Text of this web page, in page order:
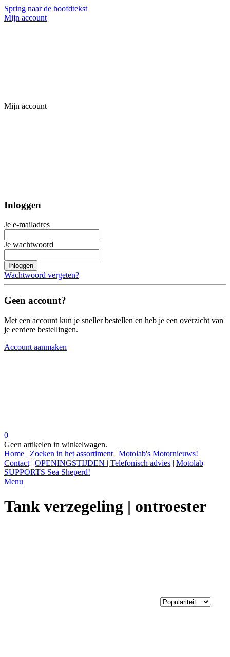
Spring naar de hoofdtekst
Mijn account
Mijn account
Inloggen
Je e-mailadres
Je wachtwoord
Inloggen
Wachtwoord vergeten?
Geen account?
Met een account kun je sneller bestellen en heb je een overzicht van
je eerdere bestellingen.
Account aanmaken
0
Geen artikelen in winkelwagen.
Home | Zoeken in het assortiment | Motolab's Motornieuws! |
Contact | OPENINGSTIJDEN | Telefonisch advies | Motolab
SUPPORTS Sea Sheperd!
Menu
Tank verzegeling | ontroester